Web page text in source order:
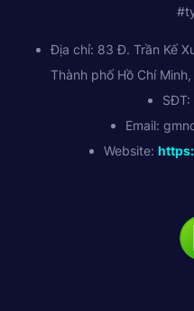
Địa chỉ: 83 Đ. Trần Kế
Thành phố Hồ Chí
Email:
Website: